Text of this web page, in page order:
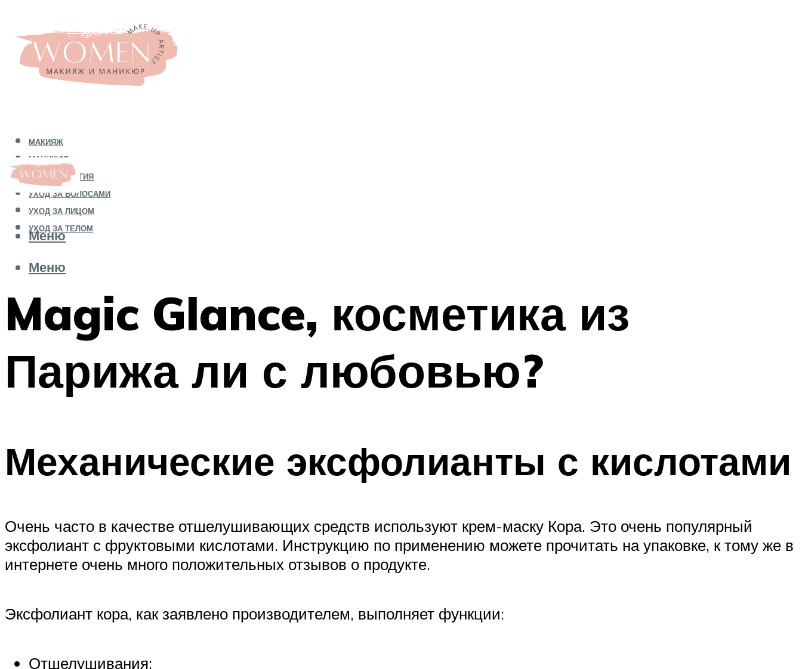
МАКИЯЖ
МАНИКЮР
КОСМЕТОЛОГИЯ
УХОД ЗА ВОЛОСАМИ
УХОД ЗА ЛИЦОМ
УХОД ЗА ТЕЛОМ
Меню
Меню
Magic Glance, косметика из
Парижа ли с любовью?
Механические эксфолианты с кислотами
Очень часто в качестве отшелушивающих средств используют крем-маску Кора. Это очень популярный
эксфолиант с фруктовыми кислотами. Инструкцию по применению можете прочитать на упаковке, к тому же в
интернете очень много положительных отзывов о продукте.
Эксфолиант кора, как заявлено производителем, выполняет функции:
Отшелушивания;